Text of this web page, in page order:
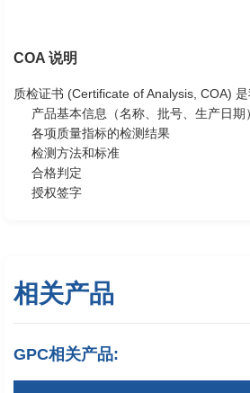
COA 说明
质检证书 (Certificate of Analysis, COA)
产品基本信息（名称、批号、生产日期）
各项质量指标的检测结果
检测方法和标准
合格判定
授权签字
相关产品
GPC相关产品: